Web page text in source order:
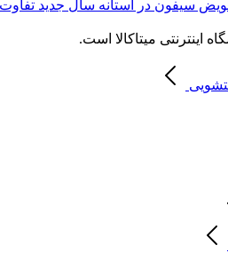
اینترنتی میتاکالا است.